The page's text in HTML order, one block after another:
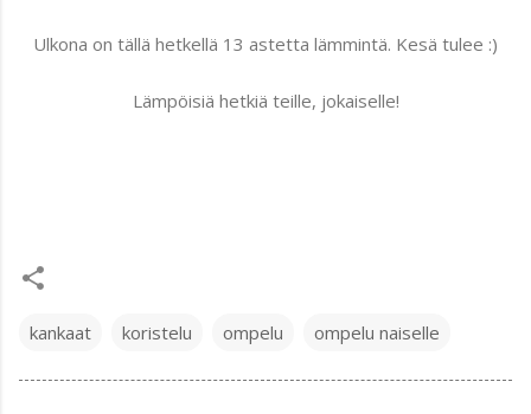
Ulkona on tällä hetkellä 13 astetta lämmintä. Kesä tulee :)
Lämpöisiä hetkiä teille, jokaiselle!
kankaat koristelu ompelu ompelu naiselle